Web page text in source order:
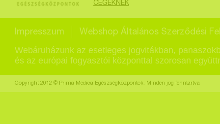
CÉGEKNEK
Impresszum Webshop Általános Szerződési
Webáruházunk az esetleges jogvitákban,
és az európai fogyasztói központtal szorosan
Copyright 2012 © Prima Medica Egészségközpontok. Minden jog fenntartva